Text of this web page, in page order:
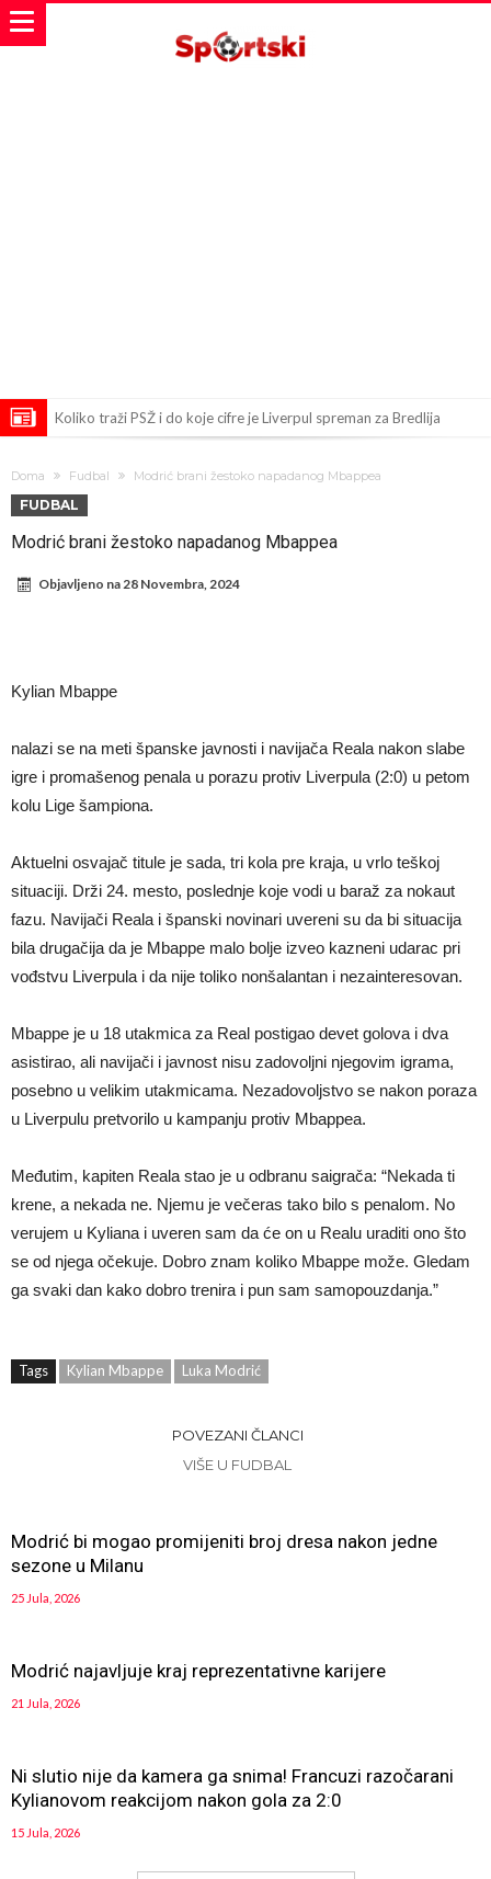
Koliko traži PSŽ i do koje cifre je Liverpul spreman za Bredlija
Direktor FIA o drami Formule 1: “Ne možemo da idemo toliko
turniru! Povređeno još 12 igrača!
Kapiten slavnog kluba pretučen nasmrt pred svojim domom, cela
država traži pravdu
Doma Fudbal Modrić brani žestoko napadanog Mbappea
FUDBAL
Modrić brani žestoko napadanog Mbappea
Objavljeno na28 Novembra, 2024
Kylian Mbappe
nalazi se na meti španske javnosti i navijača Reala nakon slabe
igre i promašenog penala u porazu protiv Liverpula (2:0) u petom
kolu Lige šampiona.
Aktuelni osvajač titule je sada, tri kola pre kraja, u vrlo teškoj
situaciji. Drži 24. mesto, poslednje koje vodi u baraž za nokaut
fazu. Navijači Reala i španski novinari uvereni su da bi situacija
bila drugačija da je Mbappe malo bolje izveo kazneni udarac pri
vođstvu Liverpula i da nije toliko nonšalantan i nezainteresovan.
Mbappe je u 18 utakmica za Real postigao devet golova i dva
asistirao, ali navijači i javnost nisu zadovoljni njegovim igrama,
posebno u velikim utakmicama. Nezadovoljstvo se nakon poraza
u Liverpulu pretvorilo u kampanju protiv Mbappea.
Međutim, kapiten Reala stao je u odbranu saigrača: “Nekada ti
krene, a nekada ne. Njemu je večeras tako bilo s penalom. No
verujem u Kyliana i uveren sam da će on u Realu uraditi ono što
se od njega očekuje. Dobro znam koliko Mbappe može. Gledam
ga svaki dan kako dobro trenira i pun sam samopouzdanja.”
Tags Kylian Mbappe Luka Modrić
POVEZANI ČLANCI
VIŠE U FUDBAL
Modrić bi mogao promijeniti broj dresa nakon jedne
sezone u Milanu
25 Jula, 2026
Modrić najavljuje kraj reprezentativne karijere
21 Jula, 2026
Ni slutio nije da kamera ga snima! Francuzi razočarani
Kylianovom reakcijom nakon gola za 2:0
15 Jula, 2026